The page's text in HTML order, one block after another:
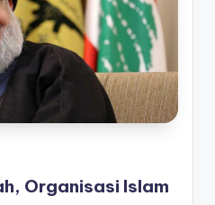
Organisasi Islam